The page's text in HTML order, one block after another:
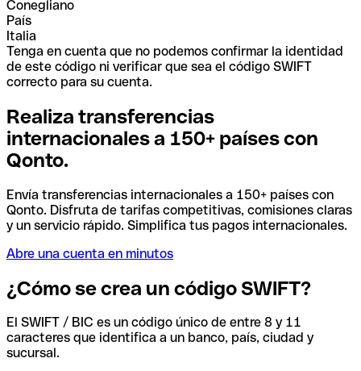
Conegliano
País
Italia
Tenga en cuenta que no podemos confirmar la identidad
de este código ni verificar que sea el código SWIFT
correcto para su cuenta.
Realiza transferencias
internacionales a 150+ países con
Qonto.
Envía transferencias internacionales a 150+ países con
Qonto. Disfruta de tarifas competitivas, comisiones claras
y un servicio rápido. Simplifica tus pagos internacionales.
Abre una cuenta en minutos
¿Cómo se crea un código SWIFT?
El SWIFT / BIC es un código único de entre 8 y 11
caracteres que identifica a un banco, país, ciudad y
sucursal.